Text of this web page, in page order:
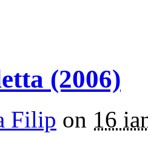
(2006)
Filip on 16